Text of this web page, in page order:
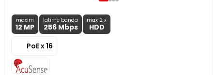
maxim
12 MP
latime banda
256 Mbps
max 2 x
HDD
PoE x 16